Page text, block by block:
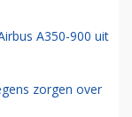
A350-900 uit
zorgen over